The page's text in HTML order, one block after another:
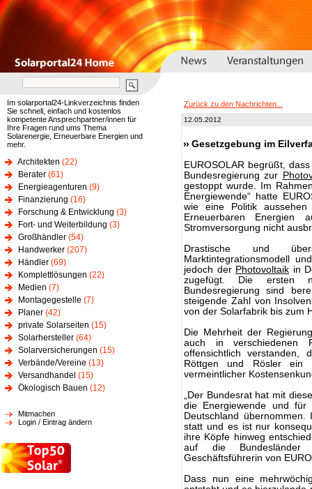
Im solarportal24-Linkverzeichnis finden
Sie schnell, einfach und kostenlos
kompetente Ansprechpartner/innen für
Ihre Fragen rund ums Thema
Solarenergie, Erneuerbare Energien und
mehr.
Architekten (22)
Berater (61)
Energieagenturen (9)
Finanzierung (16)
Forschung & Entwicklung (3)
Fort- und Weiterbildung (3)
Großhändler (54)
Handwerker (207)
Händler (69)
Komplettlösungen (22)
Medien (7)
Montagegestelle (7)
Planer (42)
private Solarseiten (15)
Solarhersteller (64)
Solarversicherungen (15)
Verbände/Vereine (13)
Versandhandel (15)
Ökologisch Bauen (12)
Mitmachen
Login / Eintrag ändern
Zurück zu den Nachrichten...
12.05.2012
Gesetzgebung im
EUROSOLAR begrüßt,
Bundesregierung zur
gestoppt wurde. Im
Energiewende“ hatte
wie eine Politik
Erneuerbaren
Stromversorgung nicht
Drastische und
Marktintegrationsmodell
jedoch der Photovoltaik in
zugefügt. Die ersten
Bundesregierung sind
steigende Zahl von
von der Solarfabrik bis zum
Die Mehrheit der
auch in verschiedenen
offensichtlich verstanden,
Röttgen und Rösler ein
vermeintlicher
„Der Bundesrat hat mit
die Energiewende und für
Deutschland
statt und es ist nur
ihre Köpfe hinweg
auf die Bundesländer
Geschäftsführerin von
Dass nun eine